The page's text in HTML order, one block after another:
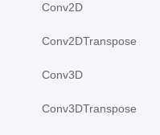
Conv2D
Conv2DTranspose
Conv3D
Conv3DTranspose